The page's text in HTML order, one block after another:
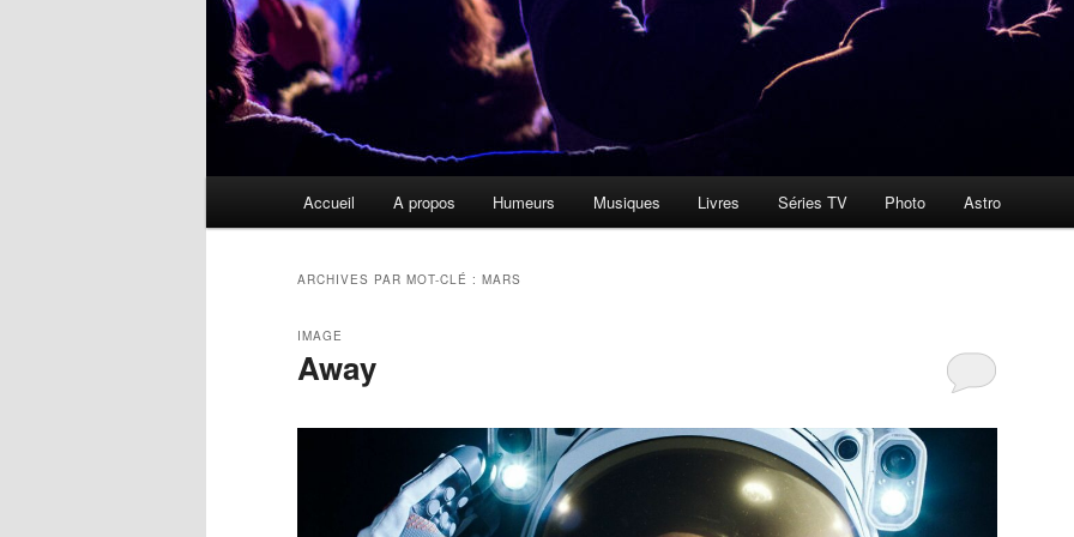
Accueil A propos Humeurs Musiques Livres Séries TV Photo Astro
ARCHIVES PAR MOT-CLÉ : MARS
Away
IMAGE